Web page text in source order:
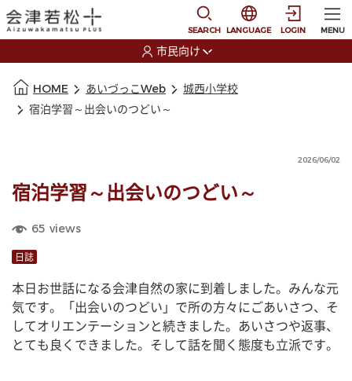
SEARCH
選択すると言語の切
LANGUAGE LOGIN MENU
市民向け
HOME あいづっこWeb
城西小学校
宿泊学習～出会いのつどい～
2026/06/02
宿泊学習～出会いのつどい～
65 views
日誌
本日お世話になる会津自然の家に到着しました。みんな元
気です。「出会いのつどい」で所の方々にごあいさつ、そ
してオリエンテーションと続きました。あいさつや返事、
とても良くできました。そして話を聞く態度も立派です。